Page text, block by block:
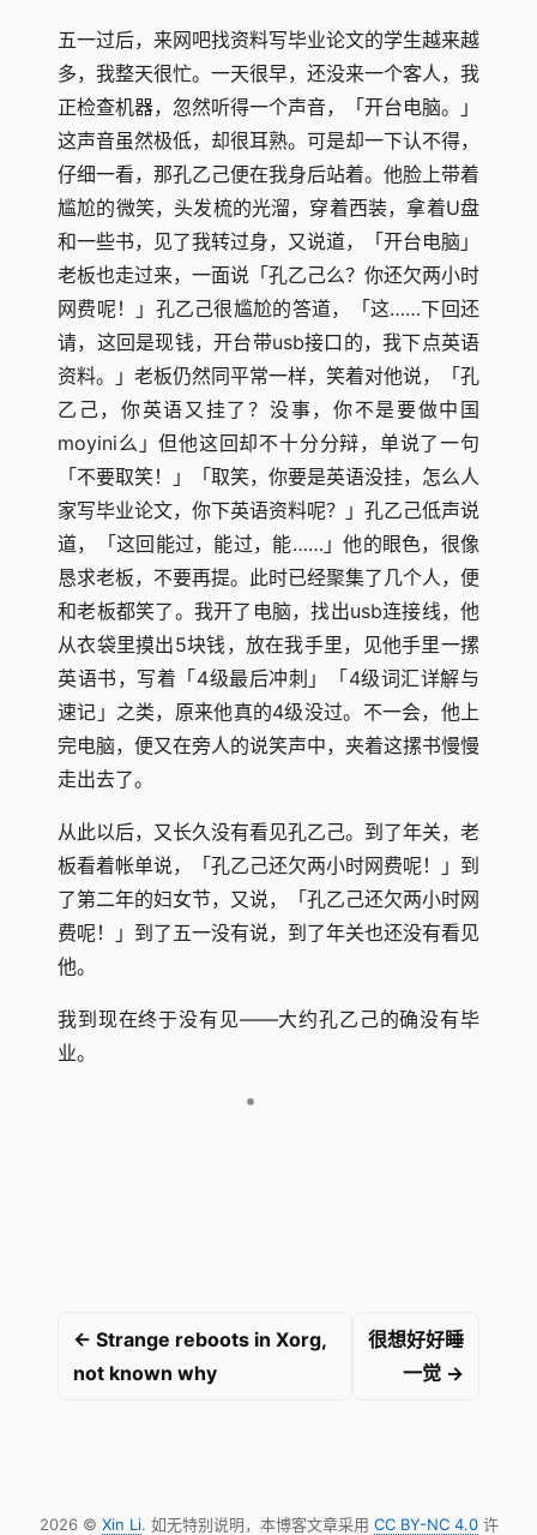
五一过后，来网吧找资料写毕业论文的学生越来越
多，我整天很忙。一天很早，还没来一个客人，我
正检查机器，忽然听得一个声音，「开台电脑。」
这声音虽然极低，却很耳熟。可是却一下认不得，
仔细一看，那孔乙己便在我身后站着。他脸上带着
尴尬的微笑，头发梳的光溜，穿着西装，拿着U盘
和一些书，见了我转过身，又说道，「开台电脑」
老板也走过来，一面说「孔乙己么？你还欠两小时
网费呢！」孔乙己很尴尬的答道，「这……下回还
请，这回是现钱，开台带usb接口的，我下点英语
资料。」老板仍然同平常一样，笑着对他说，「孔
乙己，你英语又挂了？没事，你不是要做中国
moyini么」但他这回却不十分分辩，单说了一句
「不要取笑！」「取笑，你要是英语没挂，怎么人
家写毕业论文，你下英语资料呢？」孔乙己低声说
道，「这回能过，能过，能……」他的眼色，很像
恳求老板，不要再提。此时已经聚集了几个人，便
和老板都笑了。我开了电脑，找出usb连接线，他
从衣袋里摸出5块钱，放在我手里，见他手里一摞
英语书，写着「4级最后冲刺」「4级词汇详解与
速记」之类，原来他真的4级没过。不一会，他上
完电脑，便又在旁人的说笑声中，夹着这摞书慢慢
走出去了。
从此以后，又长久没有看见孔乙己。到了年关，老
板看着帐单说，「孔乙己还欠两小时网费呢！」到
了第二年的妇女节，又说，「孔乙己还欠两小时网
费呢！」到了五一没有说，到了年关也还没有看见
他。
我到现在终于没有见――大约孔乙己的确没有毕
业。
← Strange reboots in Xorg,
not known why
很想好好睡
一觉 →
2026 © Xin Li. 如无特别说明，本博客文章采用 CC BY-NC 4.0许